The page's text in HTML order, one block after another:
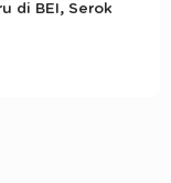
di BEI, Serok